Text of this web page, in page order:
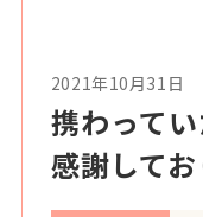
2021年10月31日
携わって
感謝して